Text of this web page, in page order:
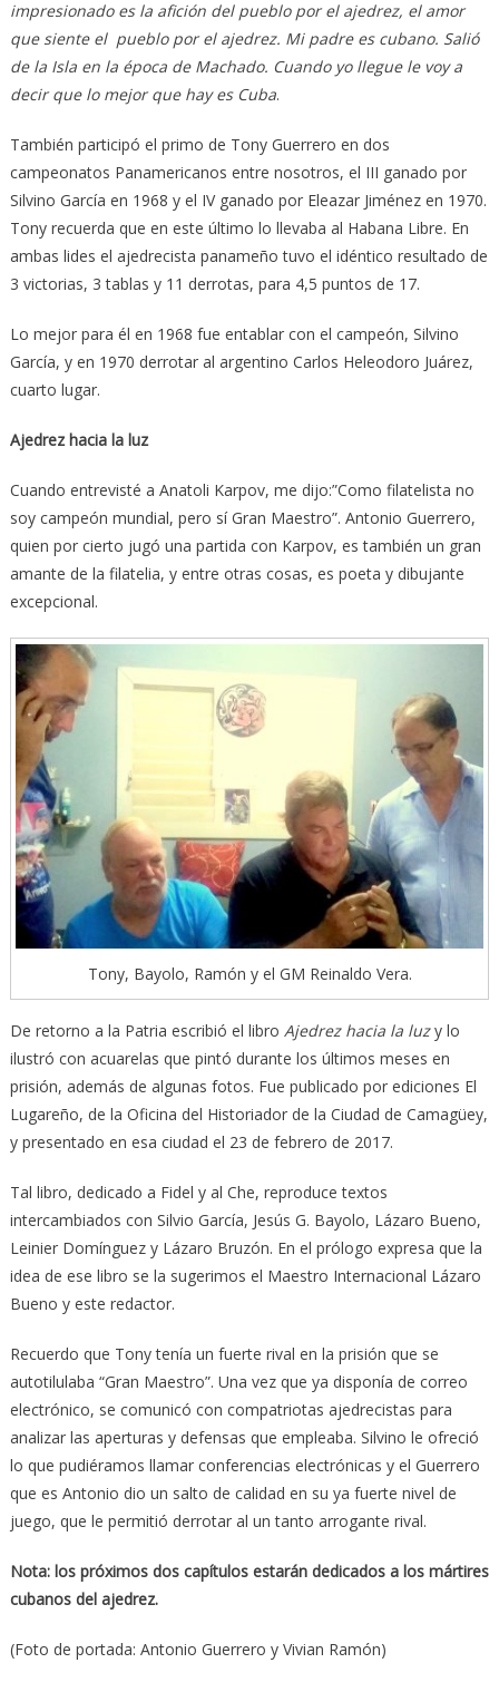
impresionado es la afición del pueblo por el ajedrez, el amor
que siente el pueblo por el ajedrez. Mi padre es cubano. Salió
de la Isla en la época de Machado. Cuando yo llegue le voy a
decir que lo mejor que hay es Cuba.
También participó el primo de Tony Guerrero en dos
campeonatos Panamericanos entre nosotros, el III ganado por
Silvino García en 1968 y el IV ganado por Eleazar Jiménez en 1970.
Tony recuerda que en este último lo llevaba al Habana Libre. En
ambas lides el ajedrecista panameño tuvo el idéntico resultado de
3 victorias, 3 tablas y 11 derrotas, para 4,5 puntos de 17.
Lo mejor para él en 1968 fue entablar con el campeón, Silvino
García, y en 1970 derrotar al argentino Carlos Heleodoro Juárez,
cuarto lugar.
Ajedrez hacia la luz
Cuando entrevisté a Anatoli Karpov, me dijo:”Como filatelista no
soy campeón mundial, pero sí Gran Maestro”. Antonio Guerrero,
quien por cierto jugó una partida con Karpov, es también un gran
amante de la filatelia, y entre otras cosas, es poeta y dibujante
excepcional.
Tony, Bayolo, Ramón y el GM Reinaldo Vera.
De retorno a la Patria escribió el libro Ajedrez hacia la luzy lo
ilustró con acuarelas que pintó durante los últimos meses en
prisión, además de algunas fotos. Fue publicado por ediciones El
Lugareño, de la Oficina del Historiador de la Ciudad de Camagüey,
y presentado en esa ciudad el 23 de febrero de 2017.
Tal libro, dedicado a Fidel y al Che, reproduce textos
intercambiados con Silvio García, Jesús G. Bayolo, Lázaro Bueno,
Leinier Domínguez y Lázaro Bruzón. En el prólogo expresa que la
idea de ese libro se la sugerimos el Maestro Internacional Lázaro
Bueno y este redactor.
Recuerdo que Tony tenía un fuerte rival en la prisión que se
autotilulaba “Gran Maestro”. Una vez que ya disponía de correo
electrónico, se comunicó con compatriotas ajedrecistas para
analizar las aperturas y defensas que empleaba. Silvino le ofreció
lo que pudiéramos llamar conferencias electrónicas y el Guerrero
que es Antonio dio un salto de calidad en su ya fuerte nivel de
juego, que le permitió derrotar al un tanto arrogante rival.
Nota: los próximos dos capítulos estarán dedicados a los mártires
cubanos del ajedrez.
(Foto de portada: Antonio Guerrero y Vivian Ramón)